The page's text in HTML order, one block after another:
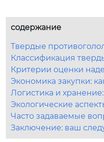
содержание
Твердые
Классификация
Критерии оценки
Экономика закупки:
Логистика и
Экологические
Часто задаваемые
Заключение: ваш